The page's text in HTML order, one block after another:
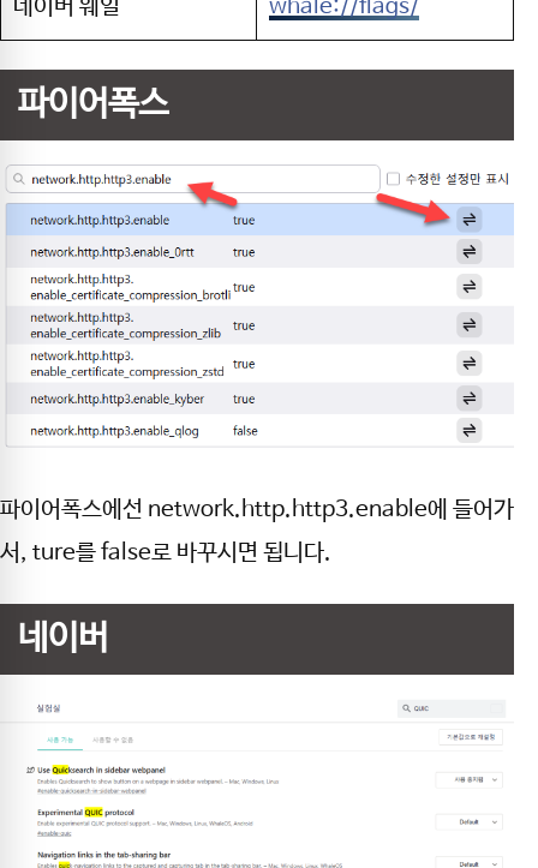
네이버 웨일 whale://flags/
파이어폭스
파이어폭스에선 network.http.http3.enable에 들어가
서, ture를 false로 바꾸시면 됩니다.
네이버